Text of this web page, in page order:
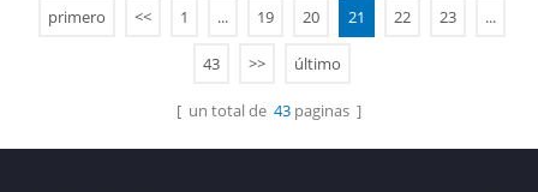
vacaciones.
de acero duraderos y
energéticamente eficientes.
primero << 1 ... 19 20 21 22 23 ...
43 >> último
[ un total de 43 paginas ]